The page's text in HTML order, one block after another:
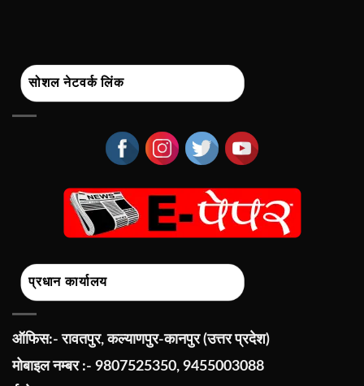
सोशल नेटवर्क लिंक
प्रधान कार्यालय
ऑफिस:- रावतपुर, कल्याणपुर-कानपुर (उत्तर प्रदेश)
मोबाइल नम्बर :- 9807525350, 9455003088